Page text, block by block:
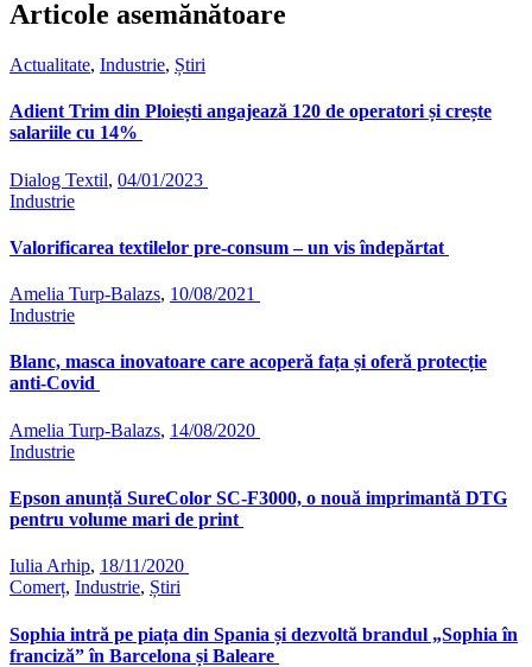
Articole asemănătoare
Actualitate, Industrie, Știri
Adient Trim din Ploiești angajează 120 de operatori și crește
salariile cu 14%
Dialog Textil, 04/01/2023
Industrie
Valorificarea textilelor pre-consum – un vis îndepărtat
Amelia Turp-Balazs, 10/08/2021
Industrie
Blanc, masca inovatoare care acoperă fața și oferă protecție
anti-Covid
Amelia Turp-Balazs, 14/08/2020
Industrie
Epson anunță SureColor SC-F3000, o nouă imprimantă DTG
pentru volume mari de print
Iulia Arhip, 18/11/2020
Comerț, Industrie, Știri
Sophia intră pe piața din Spania și dezvoltă brandul „Sophia în
franciză” în Barcelona și Baleare